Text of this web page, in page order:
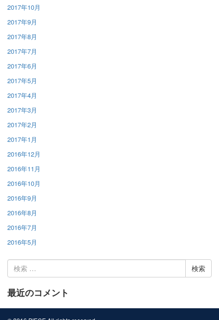
2017年10月
2017年9月
2017年8月
2017年7月
2017年6月
2017年5月
2017年4月
2017年3月
2017年2月
2017年1月
2016年12月
2016年11月
2016年10月
2016年9月
2016年8月
2016年7月
2016年5月
索:
最近のコメント